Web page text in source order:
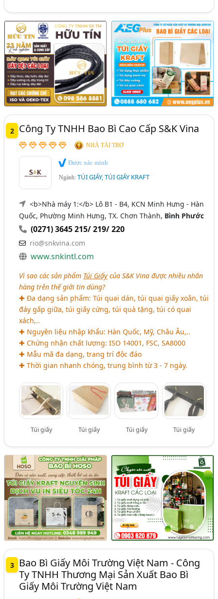
2 Công Ty TNHH Bao Bì Cao Cấp S&K Vina
NHÀ TÀI TRỢ
Được xác minh
Ngành:TÚI GIẤY, TÚI GIẤY KRAFT
<b>Nhà máy 1:</b> Lô B1 - B4, KCN Minh Hưng - Hàn
Quốc, Phường Minh Hưng, TX. Chơn Thành, Bình Phước
(0271) 3645 215/ 219/ 220
rio@snkvina.com
www.snkintl.com
Vì sao các sản phẩm Túi Giấy của S&K Vina được nhiều nhãn
hàng trên thế giới tin dùng?
✚ Đa dạng sản phẩm: Túi quai dán, túi quai giấy xoắn, túi
đáy gấp giữa, túi giấy cứng, túi quà tặng, túi có quai
xách,..
✚ Nguyên liệu nhập khẩu: Hàn Quốc, Mỹ, Châu Âu,..
✚ Chứng nhận chất lượng: ISO 14001, FSC, SA8000
✚ Mẫu mã đa dạng, trang trí độc đáo
✚ Thời gian nhanh chóng, trung bình từ 3 - 7 ngày.
Túi giấy Túi giấy Túi giấy Túi giấy
3
Bao Bì Giấy Môi Trường Việt Nam - Công
Ty TNHH Thương Mại Sản Xuất Bao Bì
Giấy Môi Trường Việt Nam